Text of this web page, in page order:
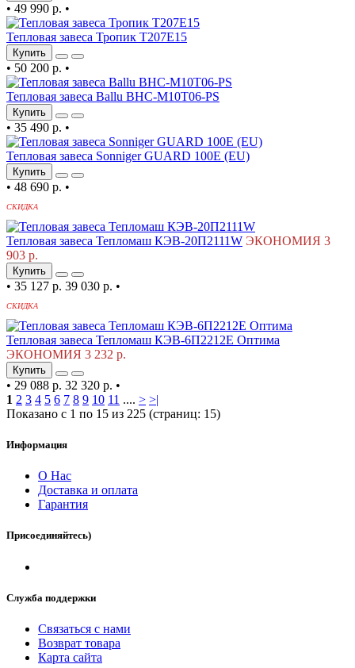
• 49 990 р. •
Тепловая завеса Тропик Т207Е15
Купить
• 50 200 р. •
Тепловая завеса Ballu BHC-M10T06-PS
Купить
• 35 490 р. •
Тепловая завеса Sonniger GUARD 100Е (EU)
Купить
• 48 690 р. •
СКИДКА
Тепловая завеса Тепломаш КЭВ-20П2111W ЭКОНОМИЯ 3
903 р.
Купить
• 35 127 р. 39 030 р. •
СКИДКА
Тепловая завеса Тепломаш КЭВ-6П2212Е Оптима
ЭКОНОМИЯ 3 232 р.
Купить
• 29 088 р. 32 320 р. •
1 2 3 4 5 6 7 8 9 10 11 .... > >|
Показано с 1 по 15 из 225 (страниц: 15)
Информация
О Нас
Доставка и оплата
Гарантия
Присоединяйтесь)
Служба поддержки
Связаться с нами
Возврат товара
Карта сайта